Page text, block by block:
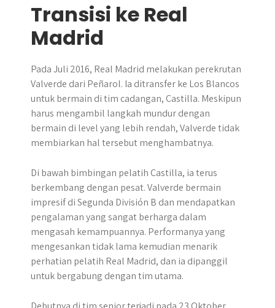
Transisi ke Real
Madrid
Pada Juli 2016, Real Madrid melakukan perekrutan
Valverde dari Peñarol. Ia ditransfer ke Los Blancos
untuk bermain di tim cadangan, Castilla. Meskipun
harus mengambil langkah mundur dengan
bermain di level yang lebih rendah, Valverde tidak
membiarkan hal tersebut menghambatnya.
Di bawah bimbingan pelatih Castilla, ia terus
berkembang dengan pesat. Valverde bermain
impresif di Segunda División B dan mendapatkan
pengalaman yang sangat berharga dalam
mengasah kemampuannya. Performanya yang
mengesankan tidak lama kemudian menarik
perhatian pelatih Real Madrid, dan ia dipanggil
untuk bergabung dengan tim utama.